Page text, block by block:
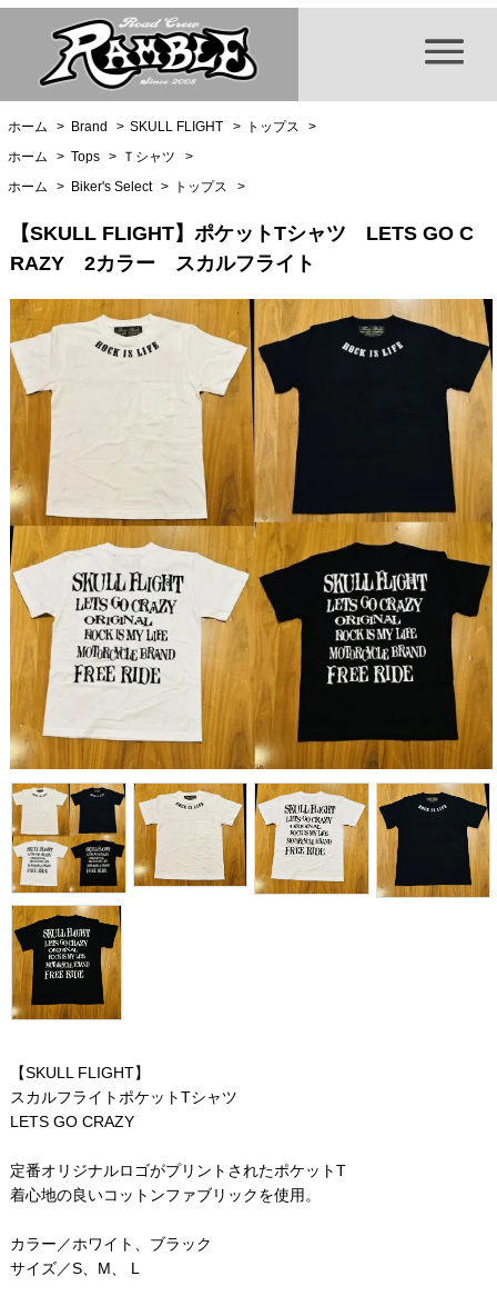
ホーム > Brand > SKULL FLIGHT > トップス
>
ホーム
> Tops > Ｔシャツ
>
ホーム
> Biker's Select > トップス >
【SKULL FLIGHT】ポケットTシャツ LETS GO C
RAZY 2カラー スカルフライト
【SKULL FLIGHT】
スカルフライトポケットTシャツ
LETS GO CRAZY
定番オリジナルロゴがプリントされたポケットT
着心地の良いコットンファブリックを使用。
カラー／ホワイト、ブラック
サイズ／S、M、 L